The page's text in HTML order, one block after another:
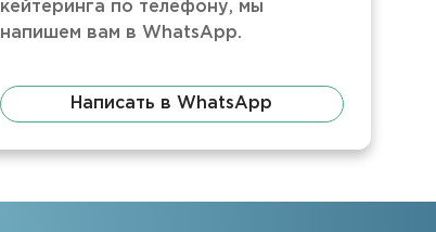
кейтеринга по телефону, мы
напишем вам в WhatsApp.
Написать в WhatsApp